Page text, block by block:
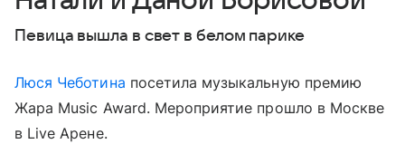
Певица вышла в свет в белом парике
Люся Чеботина посетила музыкальную премию
Жара Music Award. Мероприятие прошло в Москве
в Live Арене.